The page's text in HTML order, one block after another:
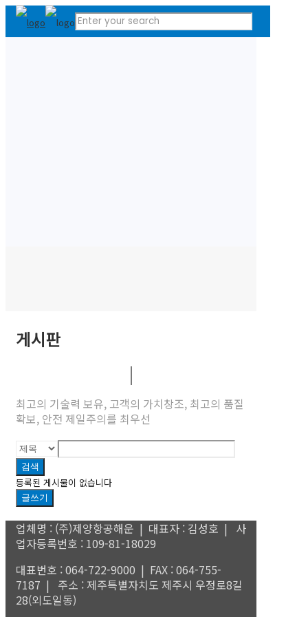
게시판
최고의 기술력 보유, 고객의 가치창조, 최고의 품질
확보, 안전 제일주의를 최우선
검색
등록된 게시물이 없습니다
글쓰기
업체명 : (주)제양항공해운 | 대표자 : 김성호 | 사
업자등록번호 : 109-81-18029
대표번호 : 064-722-9000 | FAX : 064-755-
7187 | 주소 : 제주특별자치도 제주시 우정로8길
28(외도일동)